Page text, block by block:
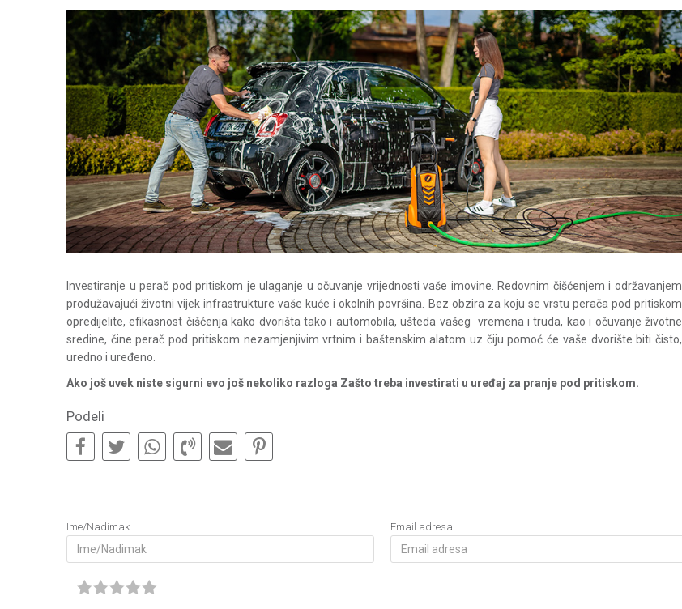
Investiranje u perač pod pritiskom je ulaganje u očuvanje vrijednosti vaše imovine. Redovnim čišćenjem i održavanjem
produžavajući životni vijek infrastrukture vaše kuće i okolnih površina. Bez obzira za koju se vrstu perača pod pritiskom
opredijelite, efikasnost čišćenja kako dvorišta tako i automobila, ušteda vašeg vremena i truda, kao i očuvanje životne
sredine, čine perač pod pritiskom nezamjenjivim vrtnim i baštenskim alatom uz čiju pomoć će vaše dvorište biti čisto,
uredno i uređeno.
Ako još uvek niste sigurni evo još nekoliko razloga Zašto treba investirati u uređaj za pranje pod pritiskom.
Podeli
Ime/Nadimak Email adresa